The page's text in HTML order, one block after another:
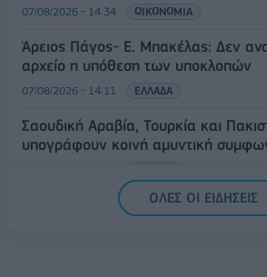
07/08/2026 - 14:34 ΟΙΚΟΝΟΜΙΑ
Άρειος Πάγος- Ε. Μπακέλας: Δεν
αρχείο η υπόθεση των υποκλοπών
07/08/2026 - 14:11 ΕΛΛΑΔΑ
Σαουδική Αραβία, Τουρκία και
υπογράφουν κοινή αμυντική
ΟΛΕΣ ΟΙ ΕΙΔΗΣΕΙΣ